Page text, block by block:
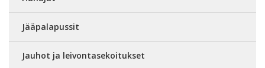
Jääpalapussit
Jauhot ja leivontasekoitukset